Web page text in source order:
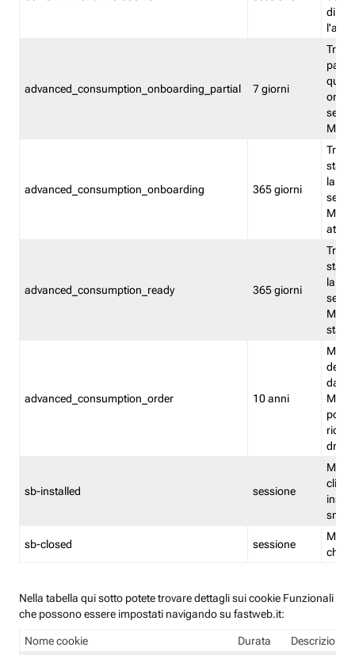
advanced_consumption_onboarding_partial 7 giorni
advanced_consumption_onboarding 365 giorni
stata
la
advanced_consumption_ready 365 giorni
stata
la
stato
advanced_consumption_order 10 anni
delle
sb-installed sessione
sb-closed sessione
Nella tabella qui sotto potete trovare dettagli sui cookie Funzionali
che possono essere impostati navigando su fastweb.it:
Nome cookie Durata Descrizione